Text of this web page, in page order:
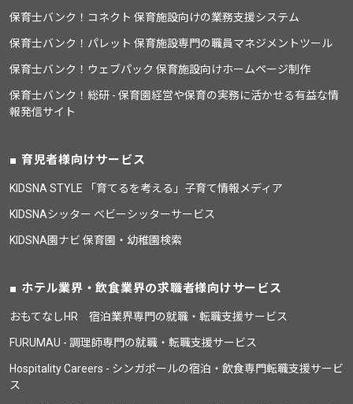
保育士バンク！コネクト 保育施設向けの業務支援システム
保育士バンク！パレット 保育施設専門の職員マネジメントツール
保育士バンク！ウェブパック 保育施設向けホームページ制作
保育士バンク！総研 - 保育園経営や保育の実務に活かせる有益な情
報発信サイト
育児者様向けサービス
KIDSNA STYLE 「育てるを考える」子育て情報メディア
KIDSNAシッター ベビーシッターサービス
KIDSNA園ナビ 保育園・幼稚園検索
ホテル業界・飲食業界の求職者様向けサービス
おもてなしHR 宿泊業界専門の就職・転職支援サービス
FURUMAU - 調理師専門の就職・転職支援サービス
Hospitality Careers - シンガポールの宿泊・飲食専門転職支援サービ
ス